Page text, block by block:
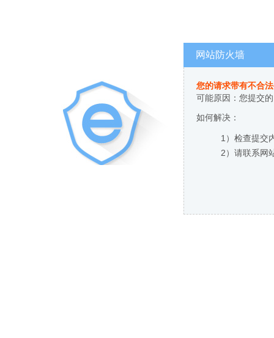
网站防火墙
您的请求带有不合
可能原因：您提交
如何解决：
1）检查提交
2）请联系网